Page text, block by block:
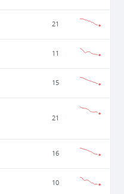
21
11
15
21
16
10